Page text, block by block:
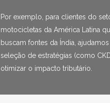
Por exemplo, para clientes do
motocicletas da América Latina
buscam fontes da Índia, ajudamos
seleção de estratégias (como
otimizar o impacto tributário.